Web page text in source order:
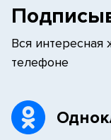
Вся
телефоне